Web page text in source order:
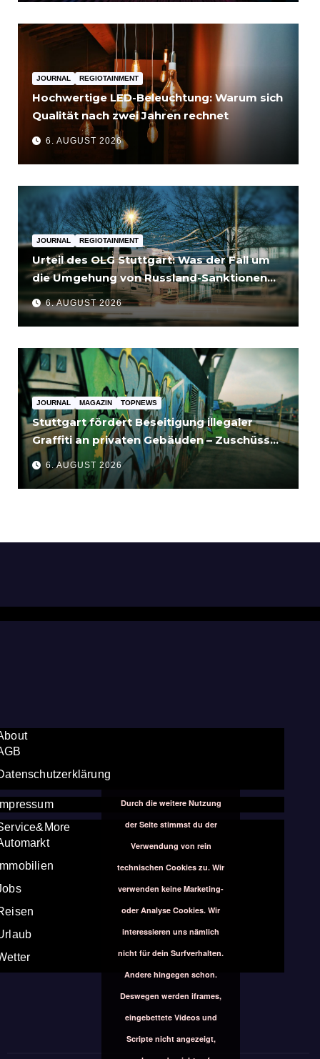
JOURNAL REGIOTAINMENT
Hochwertige LED-Beleuchtung: Warum sich
Qualität nach zwei Jahren rechnet
6. AUGUST 2026
JOURNAL REGIOTAINMENT
Urteil des OLG Stuttgart: Was der Fall um
die Umgehung von Russland-Sanktionen
für Unternehmen bedeutet
6. AUGUST 2026
JOURNAL MAGAZIN TOPNEWS
Stuttgart fördert Beseitigung illegaler
Graffiti an privaten Gebäuden – Zuschüsse
bis 3.500 Euro
6. AUGUST 2026
Durch die weitere Nutzung
der Seite stimmst du der
Verwendung von rein
technischen Cookies zu. Wir
verwenden keine Marketing-
oder Analyse Cookies. Wir
interessieren uns nämlich
nicht für dein Surfverhalten.
Andere hingegen schon.
Deswegen werden iframes,
eingebettete Videos und
Scripte nicht angezeigt,